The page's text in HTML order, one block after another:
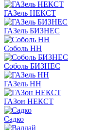
ГАЗель НЕКСТ
ГАЗель БИЗНЕС
Соболь НН
Соболь БИЗНЕС
ГАЗель НН
ГАЗон НЕКСТ
Садко